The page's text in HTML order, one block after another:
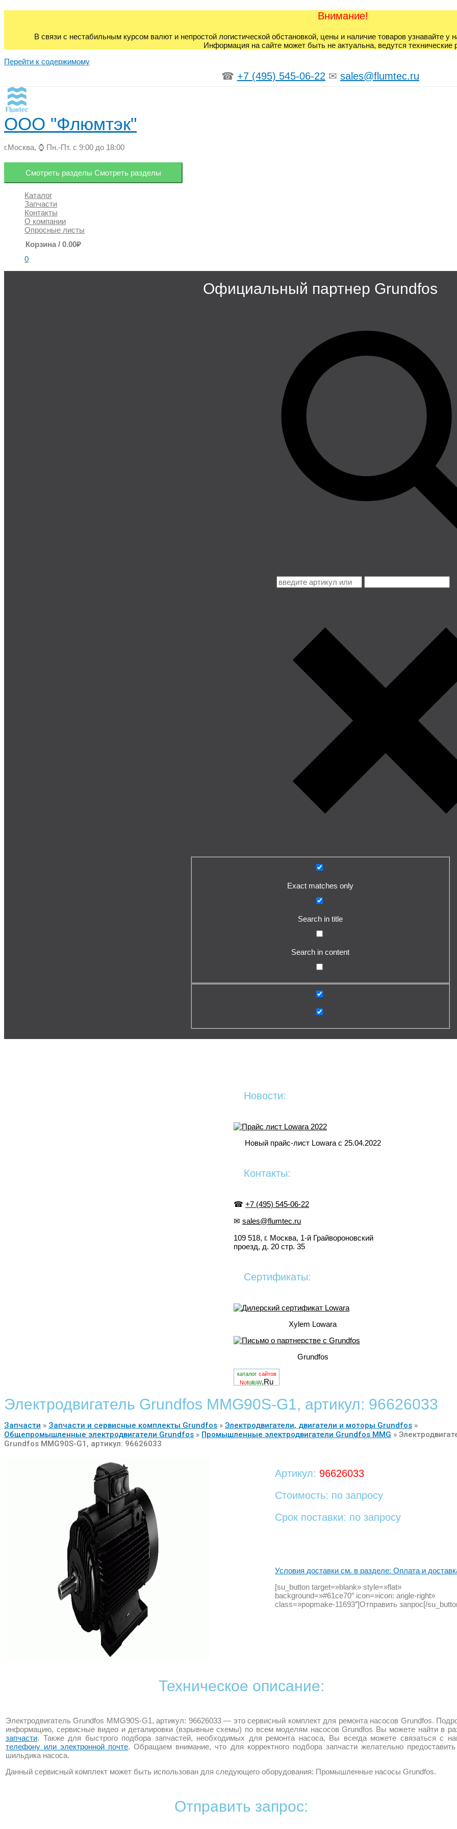
Внимание!
В связи с нестабильным курсом валют и непростой логистической обстановкой, цены и наличие товаров узнавайте
Информация на сайте может быть не актуальна, ведутся технические
Перейти к содержимому
☎ +7 (495) 545-06-22 ✉ sales@flumtec.ru
ООО "Флюмтэк"
г.Москва, ⌚ Пн.-Пт. с 9:00 до 18:00
Смотреть разделы Смотреть разделы
Каталог
Запчасти
Контакты
О компании
Опросные листы
Корзина / 0.00₽
0
Официальный партнер Grundfos
Exact matches only
Search in title
Search in content
Новости:
Новый прайс-лист Lowara c 25.04.2022
Контакты:
☎ +7 (495) 545-06-22
✉ sales@flumtec.ru
109 518, г. Москва, 1-й Грайвороновский
проезд, д. 20 стр. 35
Сертификаты:
Xylem Lowara
Grundfos
каталог сайтов
NofolloW.Ru
Электродвигатель Grundfos MMG90S-G1, артикул: 96626033
Запчасти » Запчасти и сервисные комплекты Grundfos » Электродвигатели, двигатели и моторы Grundfos »
Общепромышленные электродвигатели Grundfos » Промышленные электродвигатели Grundfos MMG »
Grundfos MMG90S-G1, артикул: 96626033
Артикул: 96626033
Стоимость: по запросу
Срок поставки: по запросу
Условия доставки см. в разделе: Оплата и
[su_button target=»blank» style=»flat»
background=»#61ce70″ icon=»icon: angle-right»
class=»popmake-11693″]Отправить запрос[/
Техническое описание:
Электродвигатель Grundfos MMG90S-G1, артикул: 96626033 — это сервисный комплект для ремонта насосов Grundfos.
информацию, сервисные видео и деталировки (взрывные схемы) по всем моделям насосов Grundfos Вы можете найти в
запчасти. Также для быстрого подбора запчастей, необходимых для ремонта насоса, Вы всегда можете связаться с
телефону или электронной почте. Обращаем внимание, что для корректного подбора запчасти желательно
шильдика насоса.
Данный сервисный комплект может быть использован для следующего оборудования: Промышленные насосы Grundfos.
Отправить запрос: